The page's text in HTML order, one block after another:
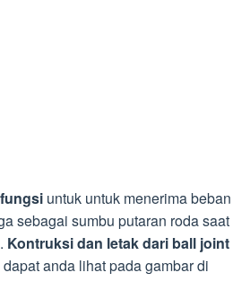
fungsi untuk untuk menerima beban
sebagai sumbu putaran roda saat
Kontruksi dan letak dari ball joint
anda lihat pada gambar di